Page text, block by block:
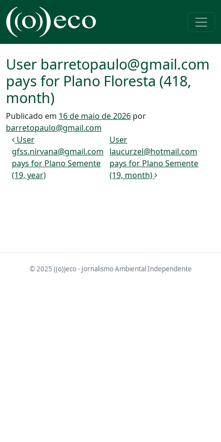
Pular para o conteúdo
Navegação principal
User barretopaulo@gmail.com
pays for Plano Floresta (418,
month)
Publicado em 16 de maio de 2026 por
barretopaulo@gmail.com
Navegação de post
User
gfss.nirvana@gmail.com
pays for Plano Semente
(19, year)
User
laucurzel@hotmail.com
pays for Plano Semente
(19, month)
© 2025 ((o))eco - Jornalismo Ambiental Independente